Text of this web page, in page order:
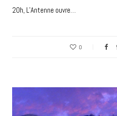
20h, L’Antenne ouvre…
0